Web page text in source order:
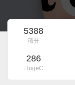
5388
積分
286
HugeC